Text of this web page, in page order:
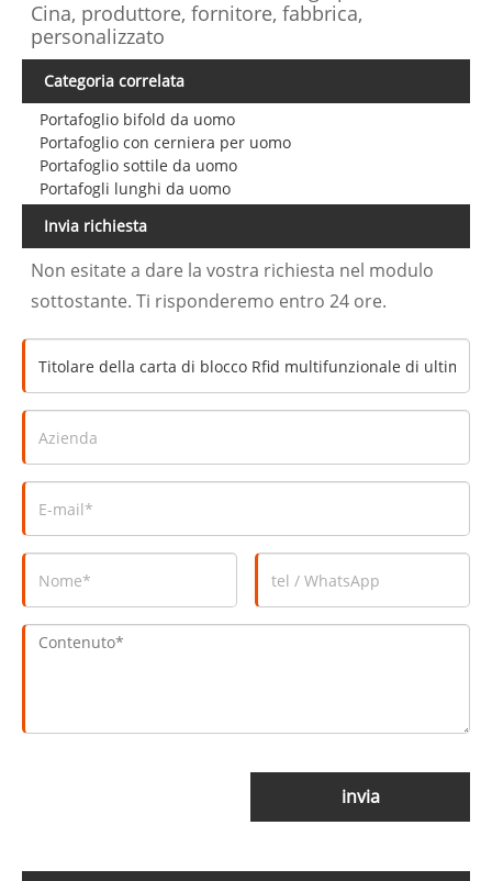
Cina, produttore, fornitore, fabbrica,
personalizzato
Categoria correlata
Portafoglio bifold da uomo
Portafoglio con cerniera per uomo
Portafoglio sottile da uomo
Portafogli lunghi da uomo
Invia richiesta
Non esitate a dare la vostra richiesta nel modulo
sottostante. Ti risponderemo entro 24 ore.
invia